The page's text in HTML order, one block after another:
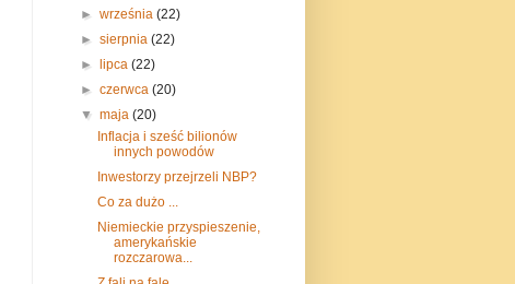
►września(22)
►sierpnia(22)
►lipca(22)
►czerwca(20)
▼maja(20)
Inflacja i sześć bilionów
innych powodów
Inwestorzy przejrzeli NBP?
Co za dużo ...
Niemieckie przyspieszenie,
amerykańskie
rozczarowa...